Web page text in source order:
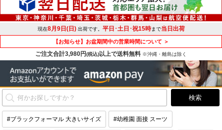
現在8月9日(日)出荷です。 平日･土日･祝15時まで当日出荷
【お知らせ】お盆期間中の営業時間について ＞
ご注文合計3,980円(税込)以上で送料無料 ※沖縄・離島は除く
#ブラックフォーマル 大きいサイズ #幼稚園 面接 スーツ